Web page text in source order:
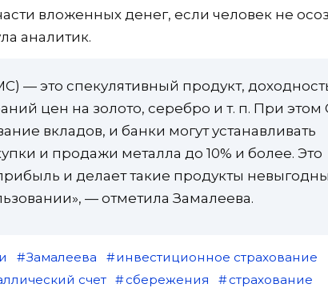
вложенных денег, если человек не
аналитик.
— это спекулятивный продукт,
цен на золото, серебро и т. п. При
вкладов, и банки могут устанавливать
и продажи металла до 10% и более. Это
и делает такие продукты
— отметила Замалеева.
Замалеева
инвестиционное страхование
счет сбережения страхование